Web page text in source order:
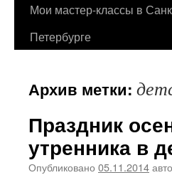
содержимому
Мои мастер-классы в
Петербурге
Архив метки:
Праздник
утренника в
Опубликовано 05.11.2014